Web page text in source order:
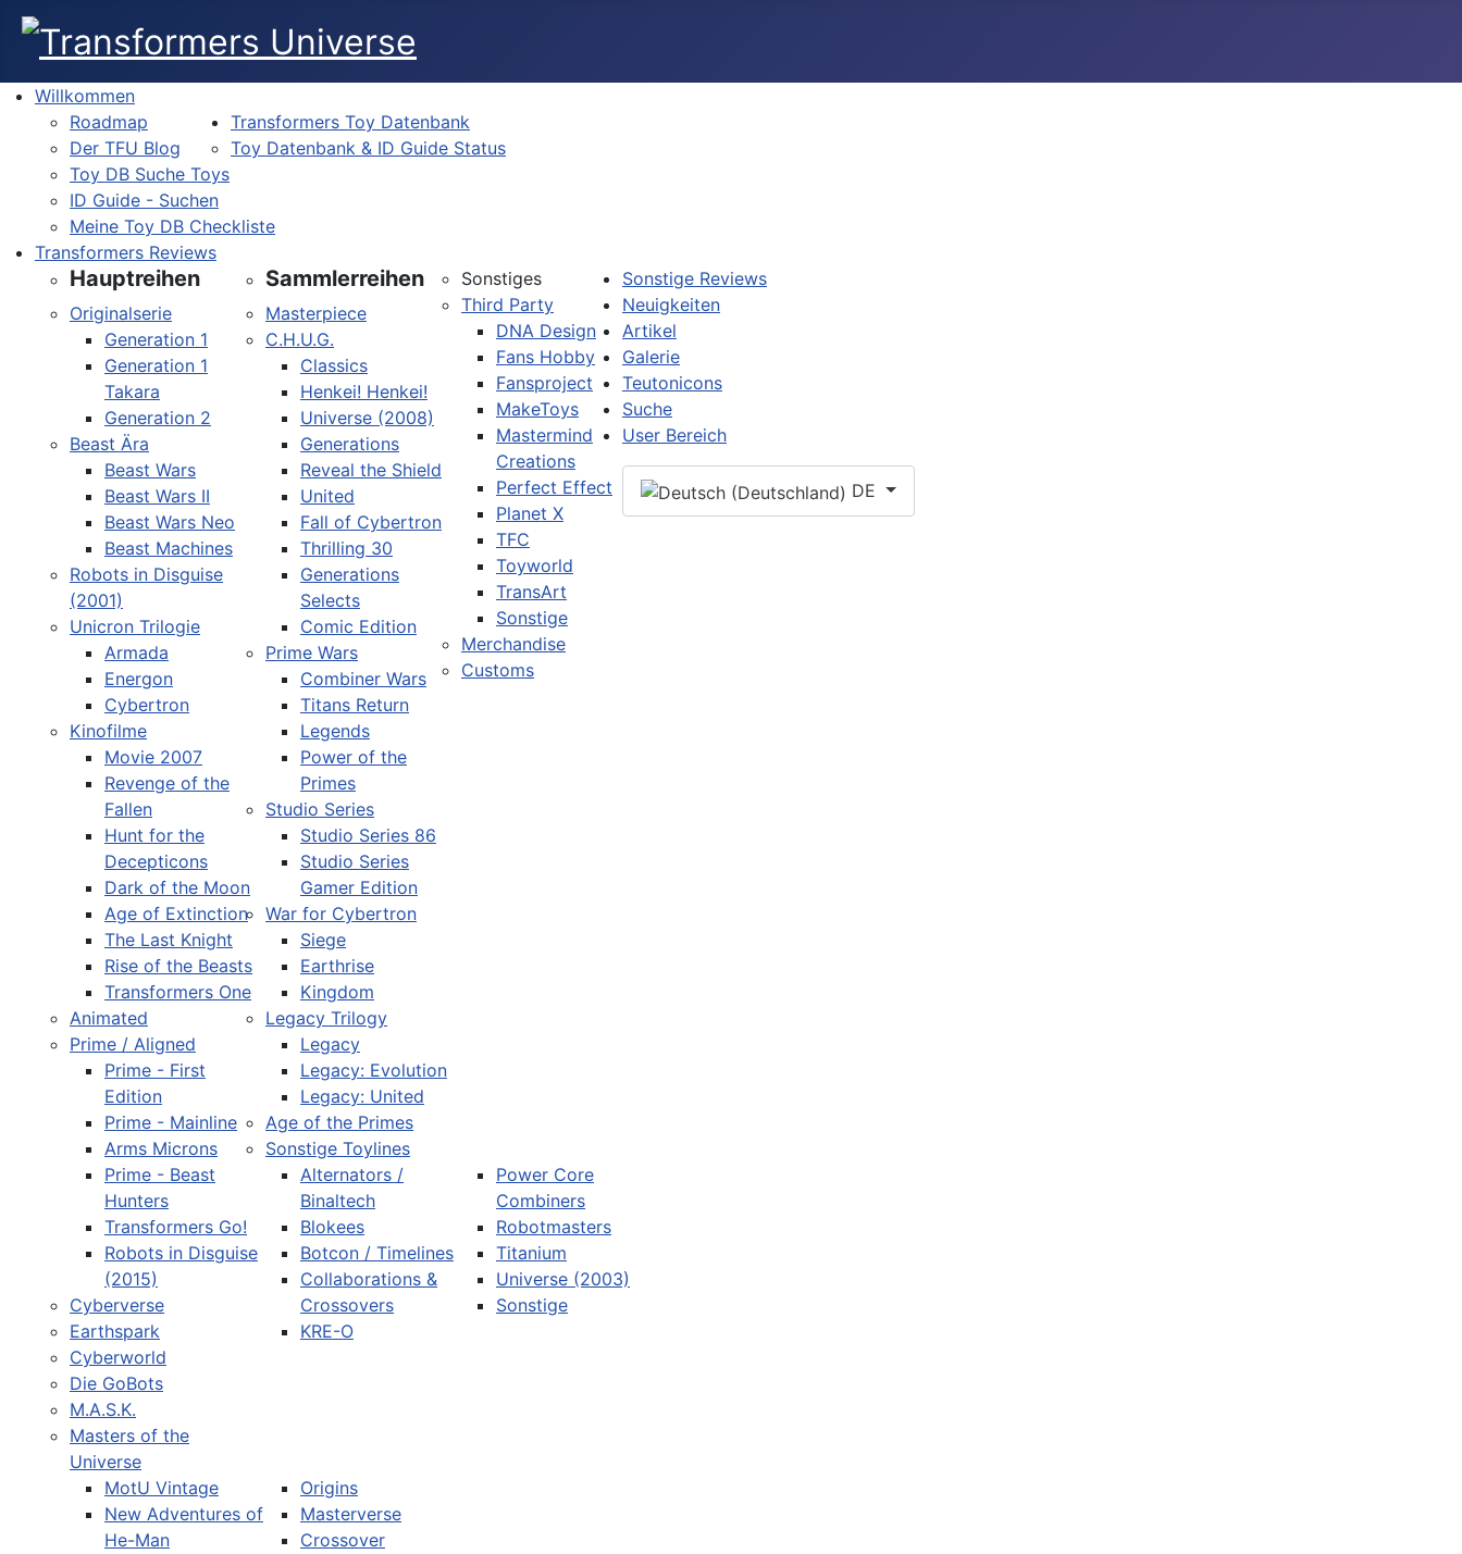
Willkommen
Roadmap
Der TFU Blog
Transformers Toy Datenbank
Toy Datenbank & ID Guide Status
Toy DB Suche Toys
ID Guide - Suchen
Meine Toy DB Checkliste
Transformers Reviews
Hauptreihen
Originalserie
Generation 1
Generation 1
Takara
Generation 2
Beast Ära
Beast Wars
Beast Wars II
Beast Wars Neo
Beast Machines
Robots in Disguise
(2001)
Unicron Trilogie
Armada
Energon
Cybertron
Kinofilme
Movie 2007
Revenge of the
Fallen
Hunt for the
Decepticons
Dark of the Moon
Age of Extinction
The Last Knight
Rise of the Beasts
Transformers One
Animated
Prime / Aligned
Prime - First
Edition
Prime - Mainline
Arms Microns
Prime - Beast
Hunters
Transformers Go!
Robots in Disguise
(2015)
Cyberverse
Earthspark
Cyberworld
Sammlerreihen
Masterpiece
C.H.U.G.
Classics
Henkei! Henkei!
Universe (2008)
Generations
Reveal the Shield
United
Fall of Cybertron
Thrilling 30
Generations
Selects
Comic Edition
Prime Wars
Combiner Wars
Titans Return
Legends
Power of the
Primes
Studio Series
Studio Series 86
Studio Series
Gamer Edition
War for Cybertron
Siege
Earthrise
Kingdom
Legacy Trilogy
Legacy
Legacy: Evolution
Legacy: United
Age of the Primes
Sonstige Toylines
Alternators /
Binaltech
Blokees
Botcon / Timelines
Collaborations &
Crossovers
KRE-O
Power Core
Combiners
Robotmasters
Titanium
Universe (2003)
Sonstige
Sonstiges
Third Party
DNA Design
Fans Hobby
Fansproject
MakeToys
Mastermind
Creations
Perfect Effect
Planet X
TFC
Toyworld
TransArt
Sonstige
Merchandise
Customs
Sonstige Reviews
Die GoBots
M.A.S.K.
Masters of the
Universe
MotU Vintage
New Adventures of
He-Man
Origins
Masterverse
Crossover
Neuigkeiten
Artikel
Galerie
Teutonicons
Suche
User Bereich
Sprache auswählen
DE